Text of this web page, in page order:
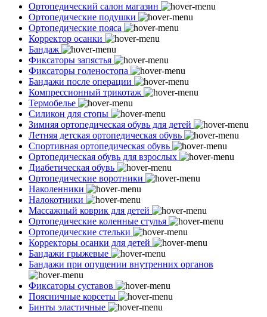
Ортопедический салон магазин
Ортопедические подушки
Ортопедические пояса
Корректор осанки
Бандаж
Фиксаторы запястья
Фиксаторы голеностопа
Бандажи после операции
Компрессионный трикотаж
Термобелье
Силикон для стопы
Зимняя ортопедическая обувь для детей
Летняя детская ортопедическая обувь
Спортивная ортопедическая обувь
Ортопедическая обувь для взрослых
Диабетическая обувь
Ортопедические воротники
Наколенники
Налокотники
Массажный коврик для детей
Ортопедические коленные стулья
Ортопедические стельки
Корректоры осанки для детей
Бандажи грыжевые
Бандажи при опущении внутренних органов
Фиксаторы суставов
Поясничные корсеты
Бинты эластичные